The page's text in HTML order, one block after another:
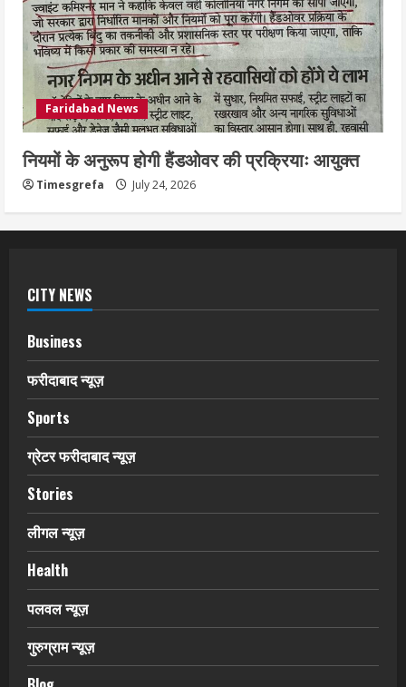
Faridabad News
नियमों के अनुरूप होगी हैंडओवर की प्रक्रियाः आयुक्त
Timesgrefa July 24, 2026
CITY NEWS
Business
फरीदाबाद न्यूज़
Sports
ग्रेटर फरीदाबाद न्यूज़
Stories
लीगल न्यूज़
Health
पलवल न्यूज़
गुरुग्राम न्यूज़